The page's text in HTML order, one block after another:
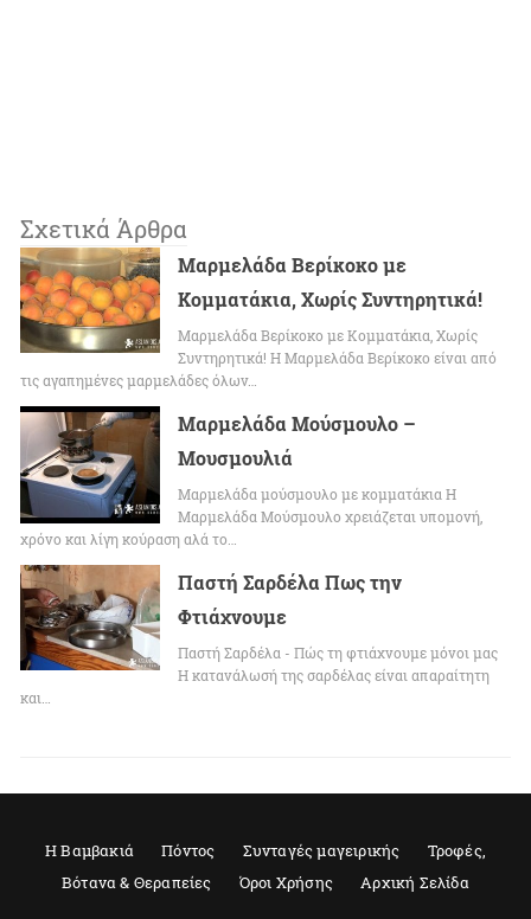
Σχετικά Άρθρα
Μαρμελάδα Βερίκοκο με
Κομματάκια, Χωρίς Συντηρητικά!
Μαρμελάδα Βερίκοκο με Κομματάκια, Χωρίς
Συντηρητικά! Η Μαρμελάδα Βερίκοκο είναι από
τις αγαπημένες μαρμελάδες όλων…
Μαρμελάδα Μούσμουλο –
Μουσμουλιά
Μαρμελάδα μούσμουλο με κομματάκια Η
Μαρμελάδα Μούσμουλο χρειάζεται υπομονή,
χρόνο και λίγη κούραση αλά το…
Παστή Σαρδέλα Πως την
Φτιάχνουμε
Παστή Σαρδέλα - Πώς τη φτιάχνουμε μόνοι μας
Η κατανάλωσή της σαρδέλας είναι απαραίτητη
και…
Η Βαμβακιά Πόντος Συνταγές μαγειρικής
Τροφές,
Βότανα & Θεραπείες
Όροι Χρήσης Αρχική Σελίδα